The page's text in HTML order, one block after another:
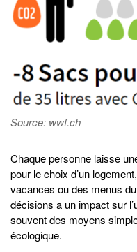
Source: wwf.ch
Chaque personne laisse
pour le choix d’un
vacances ou des menus
décisions a un impact sur
souvent des moyens
écologique.